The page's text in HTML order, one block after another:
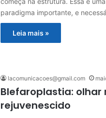
paradigma importante, e
Leia mais »
lacomunicacoes@gmail.com
Blefaroplastia: olhar
rejuvenescido